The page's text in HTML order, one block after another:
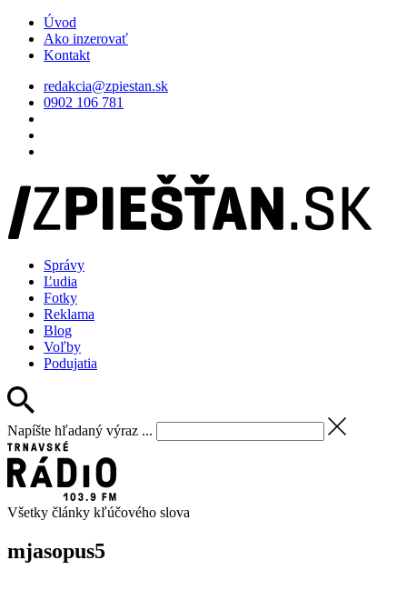
Úvod
Ako inzerovať
Kontakt
redakcia@zpiestan.sk
0902 106 781
Správy
Ľudia
Fotky
Reklama
Blog
Voľby
Podujatia
Napíšte hľadaný výraz ...
Všetky články kľúčového slova
mjasopus5